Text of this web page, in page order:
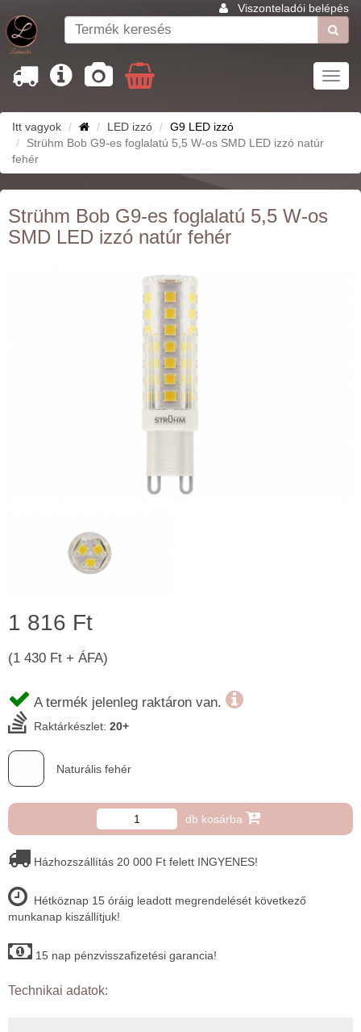
Viszonteladói belépés
Itt vagyok LED izzó
G9 LED izzó
Strühm Bob G9-es foglalatú 5,5 W-os SMD LED izzó natúr
fehér
Strühm Bob G9-es foglalatú 5,5 W-os
SMD LED izzó natúr fehér
1 816 Ft
(1 430 Ft + ÁFA)
A termék jelenleg raktáron van.
Raktárkészlet: 20+
Naturális fehér
db kosárba
Házhozszállítás 20 000 Ft felett INGYENES!
Hétköznap 15 óráig leadott megrendelését következő
munkanap kiszállítjuk!
15 nap pénzvisszafizetési garancia!
Technikai adatok: